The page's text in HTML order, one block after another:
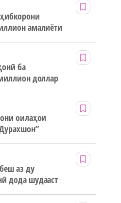
амалиёти
ба
доллар
оилаҳои
аз ду
дода шудааст